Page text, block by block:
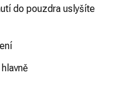
do pouzdra uslyšíte